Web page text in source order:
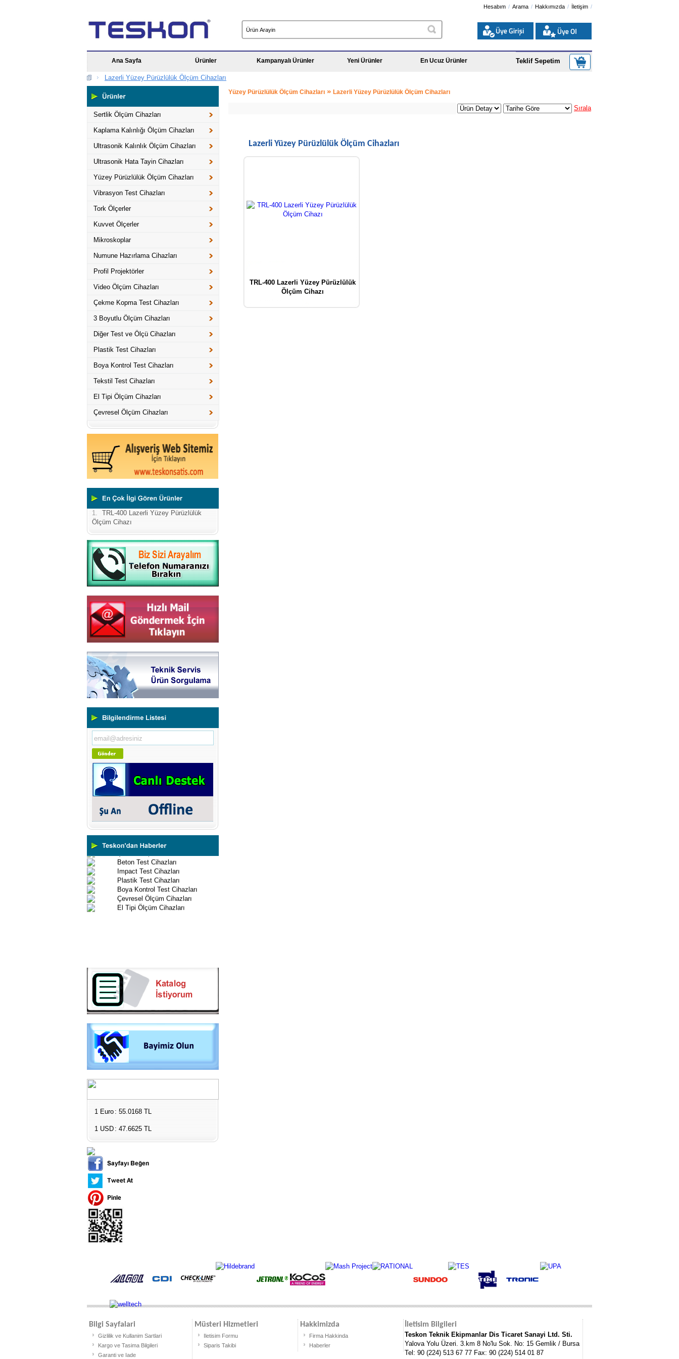
Hesabım Arama Hakkımızda İletişim
Ana Sayfa Ürünler Kampanyalı Ürünler Yeni Ürünler En Ucuz Ürünler Teklif Sepetim
Lazerli Yüzey Pürüzlülük Ölçüm Cihazları
Sertlik Ölçüm Cihazları
Kaplama Kalınlığı Ölçüm Cihazları
Ultrasonik Kalınlık Ölçüm Cihazları
Ultrasonik Hata Tayin Cihazları
Yüzey Pürüzlülük Ölçüm Cihazları
Vibrasyon Test Cihazları
Tork Ölçerler
Kuvvet Ölçerler
Mikroskoplar
Numune Hazırlama Cihazları
Profil Projektörler
Video Ölçüm Cihazları
Çekme Kopma Test Cihazları
3 Boyutlu Ölçüm Cihazları
Diğer Test ve Ölçü Cihazları
Plastik Test Cihazları
Boya Kontrol Test Cihazları
Tekstil Test Cihazları
El Tipi Ölçüm Cihazları
Çevresel Ölçüm Cihazları
1.
TRL-400 Lazerli Yüzey Pürüzlülük
Ölçüm Cihazı
Yeni Binamıza TAŞINDIK
Portatif ve Tezgah Tipi Sertlik
Ölçüm Cihazları
Cihazları
Ultrasonik Kalınlık Ölçüm
Yüzey Pürüzlülük Ölçüm
Vİbrasyon Test Cihazları
Tork Ölçerler-Kuvvet Ölçerler
Mikroskoplar
Numune Hazırlama Cihazları
Profil Projektörler
3 Boyutlu Ölçüm Cihazları
Çekme Kopma Test Cihazları
Impact Test Cihazları
Plastik Test Cihazları
Boya Kontrol Test Cihazları
Çevresel Ölçüm Cihazları
El Tipi Ölçüm Cihazları
1 Euro : 55.0168 TL
1 USD : 47.6625 TL
Yüzey Pürüzlülük Ölçüm Cihazları » Lazerli Yüzey Pürüzlülük Ölçüm Cihazları
Sırala
Lazerli Yüzey Pürüzlülük Ölçüm Cihazları
TRL-400 Lazerli Yüzey Pürüzlülük
Ölçüm Cihazı
Bilgi Sayfalari
Gizlilik ve Kullanim Sartlari
Kargo ve Tasima Bilgileri
Garanti ve Iade
Müsteri Hizmetleri
Iletisim Formu
Siparis Takibi
Hakkimizda
Firma Hakkinda
Haberler
İletisim Bilgileri
Teskon Teknik Ekipmanlar Dis Ticaret Sanayi Ltd. Sti.
Yalova Yolu Üzeri. 3.km 8 No'lu Sok. No: 15 Gemlik / Bursa
Tel: 90 (224) 513 67 77 Fax: 90 (224) 514 01 87